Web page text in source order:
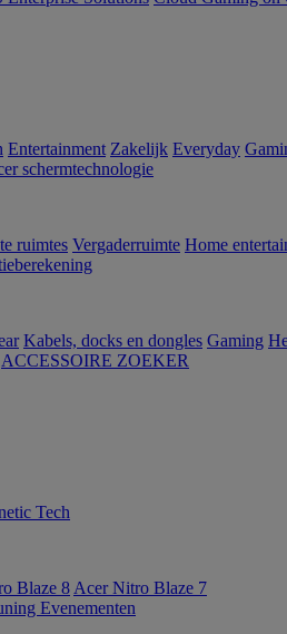
Entertainment Zakelijk Everyday
schermtechnologie
ruimtes Vergaderruimte Home
Kabels, docks en dongles Gaming
ACCESSOIRE ZOEKER
Tech
Blaze 8 Acer Nitro Blaze 7
Evenementen